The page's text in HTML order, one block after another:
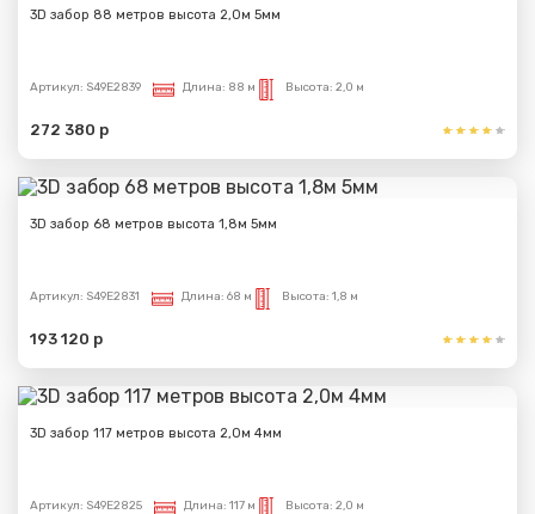
3D забор 88 метров высота 2,0м 5мм
Артикул: S49E2839 Длина: 88 м Высота: 2,0 м
272 380 р
3D забор 68 метров высота 1,8м 5мм
Артикул: S49E2831 Длина: 68 м Высота: 1,8 м
193 120 р
3D забор 117 метров высота 2,0м 4мм
Артикул: S49E2825 Длина: 117 м Высота: 2,0 м